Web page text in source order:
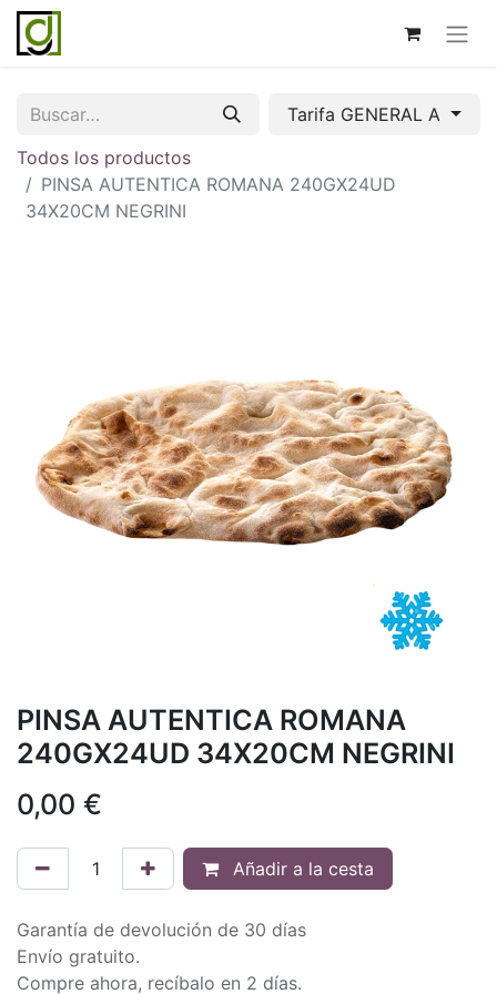
Tarifa GENERAL A
Todos los productos
PINSA AUTENTICA ROMANA 240GX24UD
34X20CM NEGRINI
PINSA AUTENTICA ROMANA
240GX24UD 34X20CM NEGRINI
0,00 €
Añadir a la cesta
Garantía de devolución de 30 días
Envío gratuito.
Compre ahora, recíbalo en 2 días.